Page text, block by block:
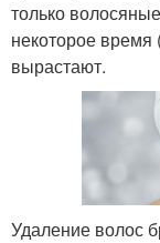
только
некоторое время
вырастают.
Удаление волос